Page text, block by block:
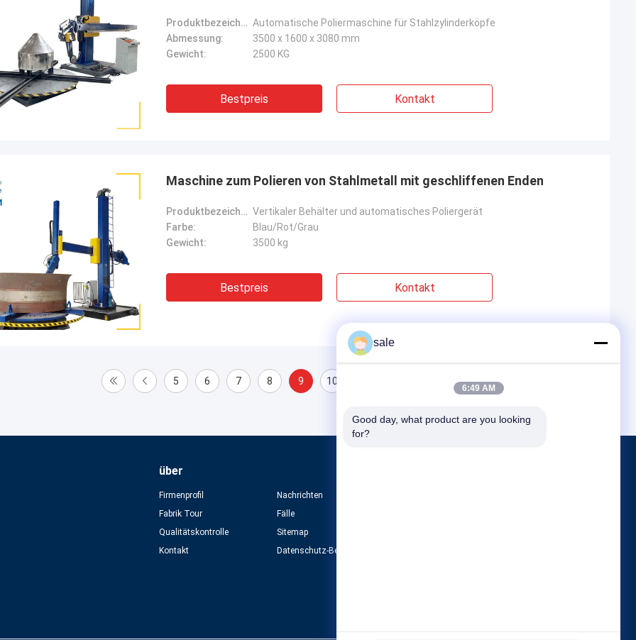
Produktbezeichnung: Automatische Poliermaschine für Stahlzylinderköpfe
Abmessung:
3500 x 1600 x 3080 mm
Gewicht:
2500 KG
Bestpreis Kontakt
Maschine zum Polieren von Stahlmetall mit geschliffenen Enden
Produktbezeichnung: Vertikaler Behälter und automatisches Poliergerät
Farbe:
Blau/Rot/Grau
Gewicht:
3500 kg
Bestpreis Kontakt
5 6 7 8 9 10
über
Firmenprofil
Fabrik Tour
Qualitätskontrolle
Kontakt
Nachrichten
Fälle
Sitemap
Datenschutz-Bestimmungen
sale
6:49 AM
Good day, what product are you looking
for?